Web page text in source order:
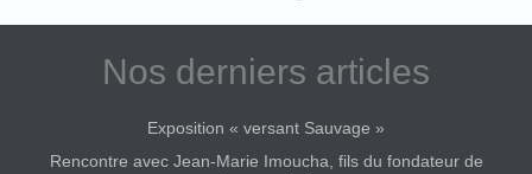
Nos derniers articles
Exposition « versant Sauvage »
Rencontre avec Jean-Marie Imoucha, fils du fondateur de